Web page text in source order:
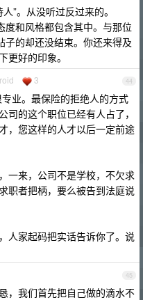
”。从没听过反过来的。
度和风格都包含其中。与那位
子的却还没结束。你还来得及
更好的印象。
44
3
业。最保险的拒绝人的方式
的这个职位已经有人占了，
，您这样的人才以后一定前途
一来，公司不是学校，不欠求
职者把柄，要么被告到法庭说
人家起码把实话告诉你了。说
45
，我们首先把自己做的滴水不